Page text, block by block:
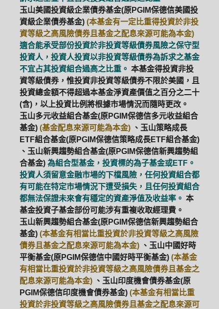
玉山美國投資級企業債券基金(原PGIM保德信美國投
資級企業債券基金) (本基金有一定比重得投資於非投
資等級之高風險債券且基金之配息來源可能為本金)
適合能承受部份投資於非投資等級債券風險之保守型
投資人，投資人投資以非投資等級債券為訴求之基金
不宜占其投資組合過高之比重。 本基金得投資非投
資等級債券，惟投資非投資等級債券不限於美國，且
投資總金額不得超過本基金淨資產價值之百分之二十
(含)，以上投資比例將根據市場情況而隨時更改。
玉山多元收益組合基金(原PGIM保德信多元收益組合
基金) (基金配息來源可能為本金) 、玉山策略成長
ETF組合基金(原PGIM保德信策略成長ETF組合基金)
、玉山新興趨勢組合基金(原PGIM保德信新興趨勢組
合基金) 為組合型基金，投資標的為子基金或ETF。
投資人須留意金融市場的下檔風險，任何投資組合都
有可能在特定市場情況下遭受損失，且任何投資組合
都無法保證未來會有穩定的資產淨值及收益率。 本
基金投資子基金部份可能涉有重複收取經理費。
玉山新興趨勢組合基金(原PGIM保德信新興趨勢組合
基金) (本基金有相當比重投資於非投資等級之高風險
債券且基金之配息來源可能為本金) 、玉山中國好時
平衡基金(原PGIM保德信中國好時平衡基金) (本基金
有相當比重投資於非投資等級之高風險債券且基金之
配息來源可能為本金) 、玉山印度機會債券基金(原
PGIM保德信印度機會債券基金) (本基金有相當比重
投資於非投資等級之高風險債券且基金之配息來源可